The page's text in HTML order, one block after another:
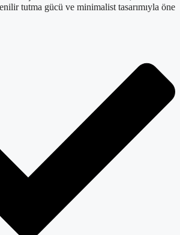
tutma gücü ve minimalist tasarımıyla öne